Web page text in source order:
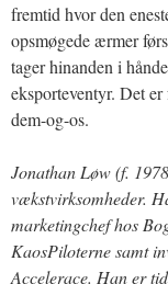
fremtid hvor den
opsmøgede ærmer
tager hinanden i
eksporteventyr. Det
dem-og-os.
Jonathan Løw (f.
vækstvirksomheder.
marketingchef hos
KaosPiloterne samt
Accelerace. Han er